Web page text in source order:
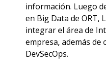
información. Luego
en Big Data de ORT,
integrar el área de
empresa, además de
DevSecOps.